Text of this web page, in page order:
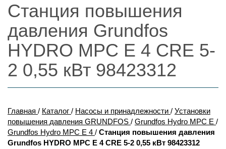
Станция повышения
давления Grundfos
HYDRO MPC E 4 CRE 5-
2 0,55 кВт 98423312
Главная / Каталог / Насосы и принадлежности / Установки
повышения давления GRUNDFOS / Grundfos Hydro MPC E /
Grundfos Hydro MPC E 4 / Станция повышения давления
Grundfos HYDRO MPC E 4 CRE 5-2 0,55 кВт 98423312